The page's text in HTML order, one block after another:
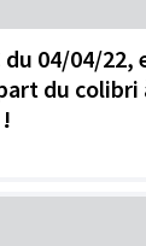
du 04/04/
du colibri